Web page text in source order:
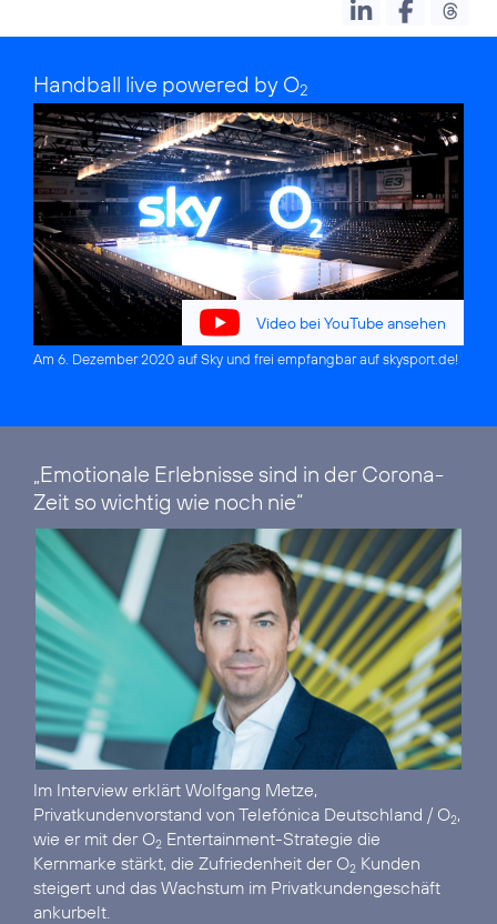
Handball live powered by O2
Video bei YouTube ansehen
Am 6. Dezember 2020 auf Sky und frei empfangbar aufskysport.de!
„Emotionale Erlebnisse sind in der Corona-
Zeit so wichtig wie noch nie“
Im Interview erklärt Wolfgang Metze,
Privatkundenvorstand von Telefónica Deutschland / O2,
wie er mit der O2 Entertainment-Strategie die
Kernmarke stärkt, die Zufriedenheit der O2 Kunden
steigert und das Wachstum im Privatkundengeschäft
ankurbelt.